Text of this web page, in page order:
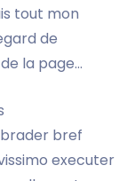
tout mon
de
la page…
bref
executer